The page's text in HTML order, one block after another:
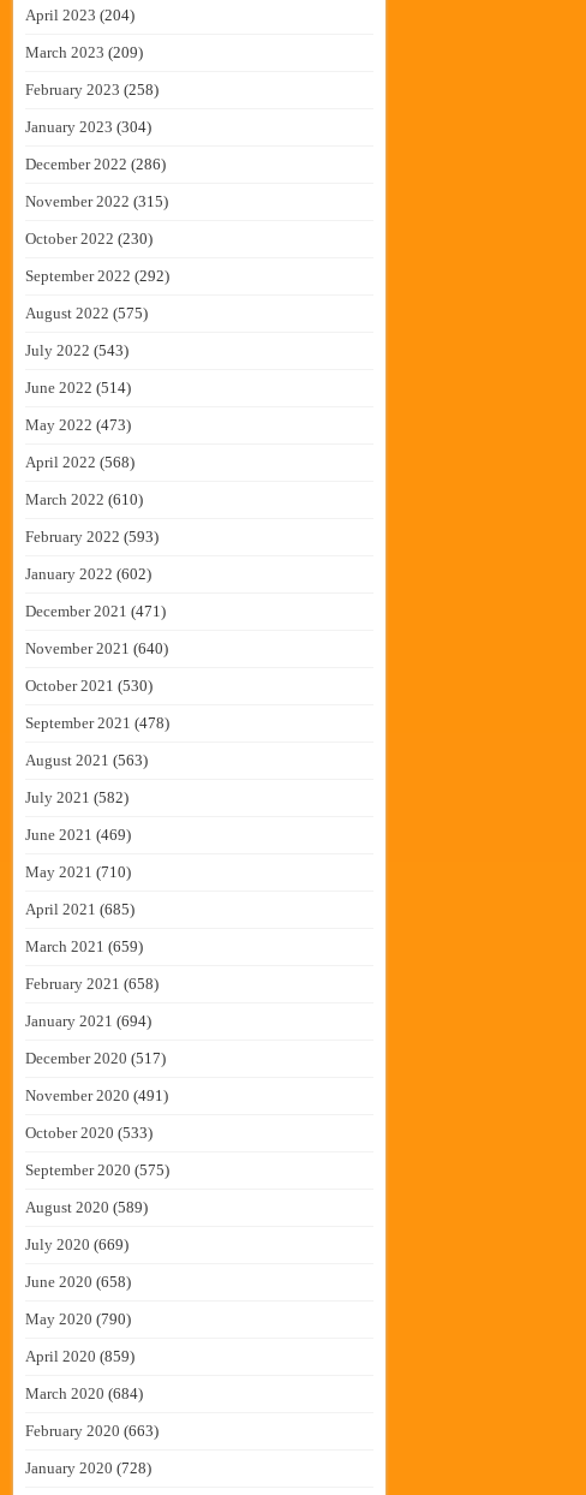
April 2023 (204)
March 2023 (209)
February 2023 (258)
January 2023 (304)
December 2022 (286)
November 2022 (315)
October 2022 (230)
September 2022 (292)
August 2022 (575)
July 2022 (543)
June 2022 (514)
May 2022 (473)
April 2022 (568)
March 2022 (610)
February 2022 (593)
January 2022 (602)
December 2021 (471)
November 2021 (640)
October 2021 (530)
September 2021 (478)
August 2021 (563)
July 2021 (582)
June 2021 (469)
May 2021 (710)
April 2021 (685)
March 2021 (659)
February 2021 (658)
January 2021 (694)
December 2020 (517)
November 2020 (491)
October 2020 (533)
September 2020 (575)
August 2020 (589)
July 2020 (669)
June 2020 (658)
May 2020 (790)
April 2020 (859)
March 2020 (684)
February 2020 (663)
January 2020 (728)